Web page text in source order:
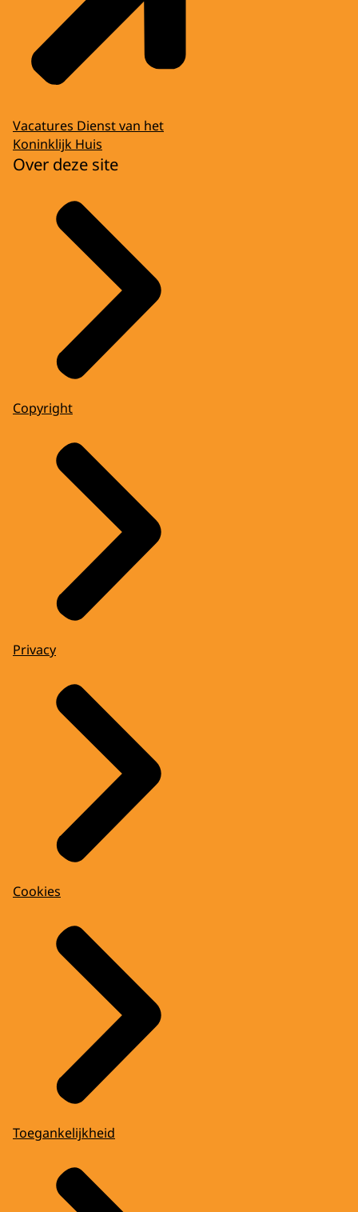
Vacatures Dienst van het
Koninklijk Huis
Over deze site
Copyright
Privacy
Cookies
Toegankelijkheid